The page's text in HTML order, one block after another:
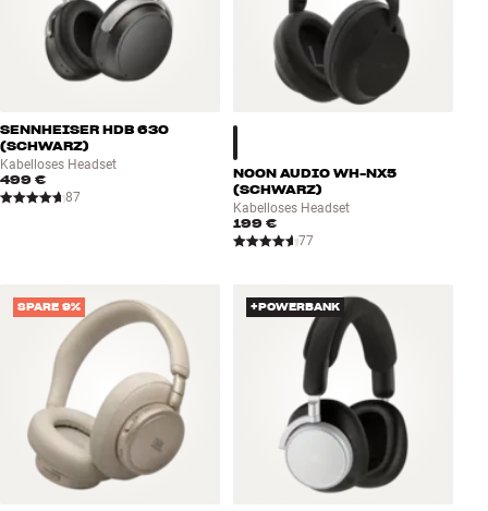
SENNHEISER HDB 630
(SCHWARZ)
Kabelloses Headset
499 €
87
NOON AUDIO WH-NX5
(SCHWARZ)
Kabelloses Headset
199 €
77
SPARE 9% +POWERBANK